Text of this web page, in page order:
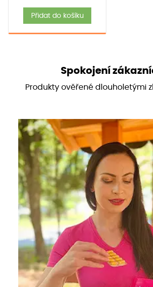
Přidat do košíku
Spokojení
Produkty ověřené dlouholetými